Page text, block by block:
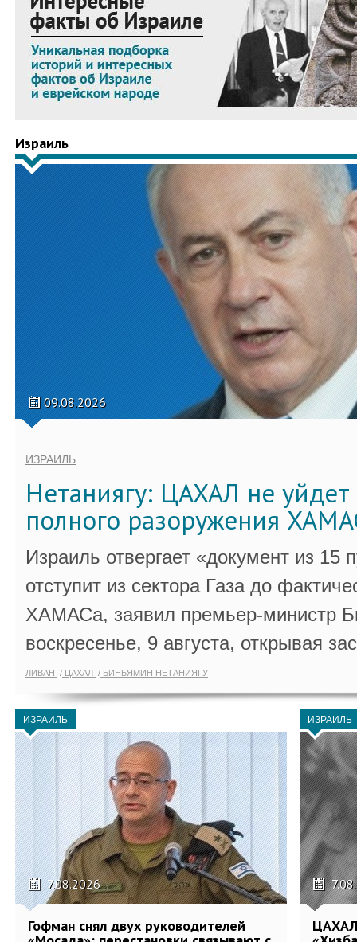
Израиль
09.08.2026
ИЗРАИЛЬ
Нетаниягу: ЦАХАЛ не уйдет
полного разоружения
Израиль отвергает «документ из
отступит из сектора Газа до
ХАМАСа, заявил премьер-министр
воскресенье, 9 августа, открывая
ЛИВАН ЦАХАЛ БИНЬЯМИН НЕТАНИЯГУ
ИЗРАИЛЬ
7.08.2026
Гофман снял двух руководителей
ИЗРАИЛЬ
ЦАХАЛ